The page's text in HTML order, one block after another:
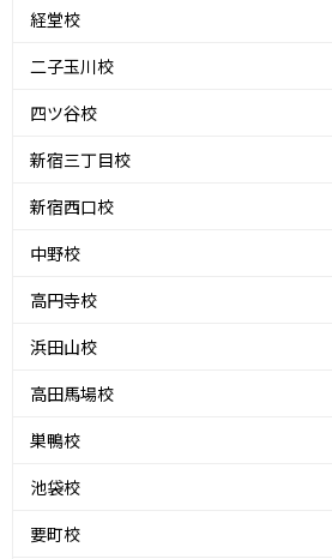
経堂校
二子玉川校
四ツ谷校
新宿三丁目校
新宿西口校
中野校
高円寺校
浜田山校
高田馬場校
巣鴨校
池袋校
要町校